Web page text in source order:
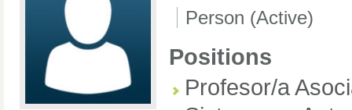
Person (Active)
Positions
Profesor/a